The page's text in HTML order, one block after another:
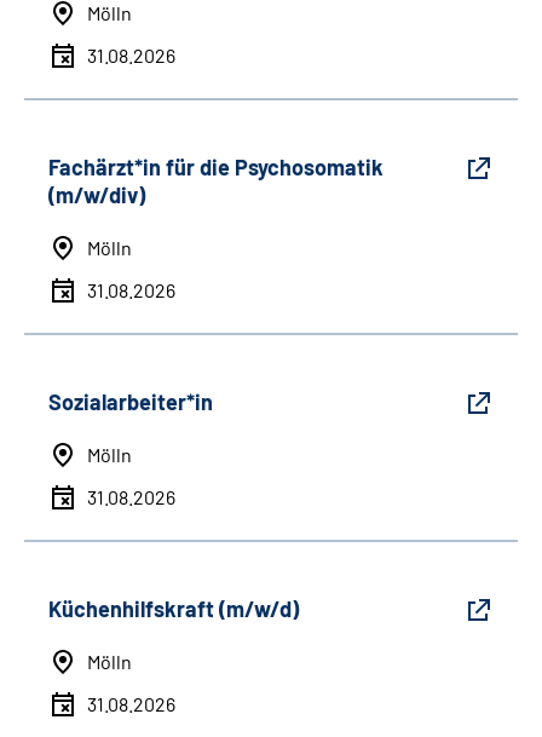
Mölln
31.08.2026
Fachärzt*in für die Psychosomatik
(m/w/div)
Mölln
31.08.2026
Sozialarbeiter*in
Mölln
31.08.2026
Küchenhilfskraft (m/w/d)
Mölln
31.08.2026